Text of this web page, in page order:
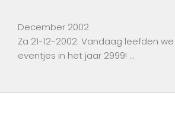
December 2002
Za 21-12-2002: Vandaag leefden we
eventjes in het jaar 2999! …